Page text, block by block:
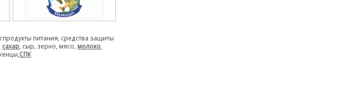
питания, средства защиты
сахар , сыр, зерно, мясо, молоко
СПК